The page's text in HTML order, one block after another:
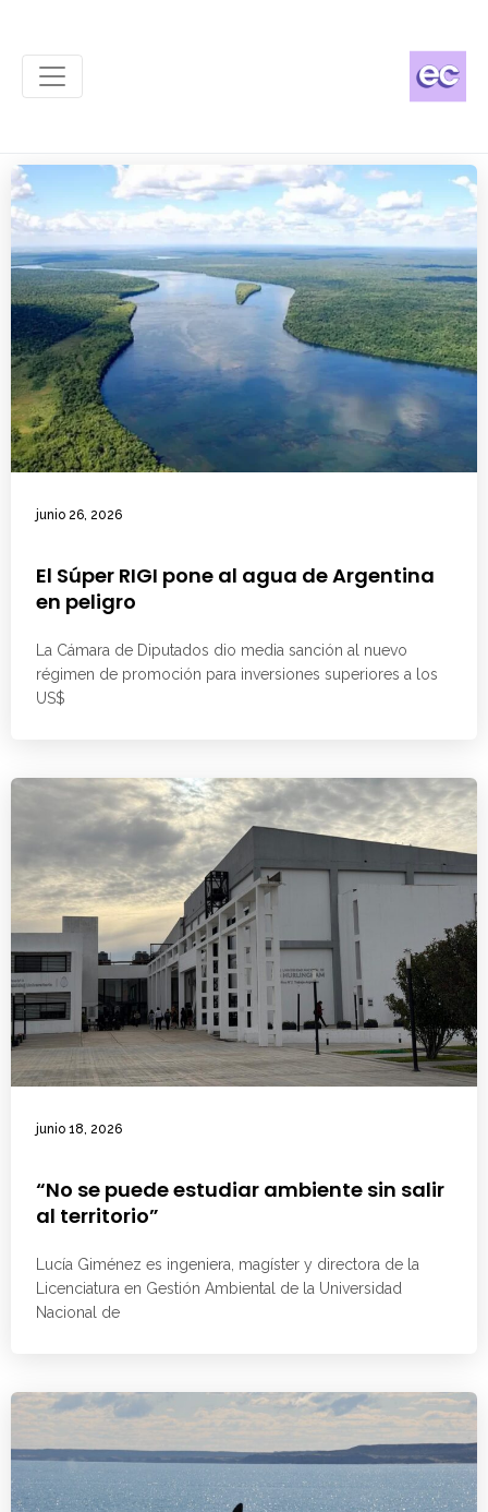
junio 26, 2026
El Súper RIGI pone al agua de Argentina
en peligro
La Cámara de Diputados dio media sanción al nuevo
régimen de promoción para inversiones superiores a los
US$
junio 18, 2026
“No se puede estudiar ambiente sin salir
al territorio”
Lucía Giménez es ingeniera, magíster y directora de la
Licenciatura en Gestión Ambiental de la Universidad
Nacional de